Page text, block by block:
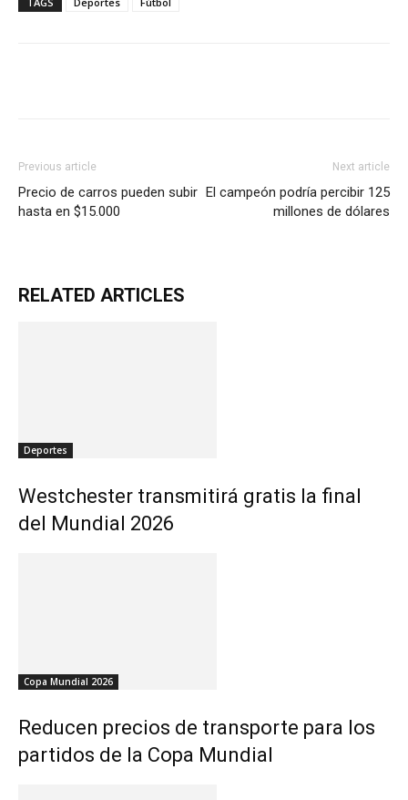
Previous article
Precio de carros pueden subir
hasta en $15.000
Next article
El campeón podría percibir 125
millones de dólares
RELATED ARTICLES
Deportes
Westchester transmitirá gratis la final
del Mundial 2026
Copa Mundial 2026
Reducen precios de transporte para los
partidos de la Copa Mundial